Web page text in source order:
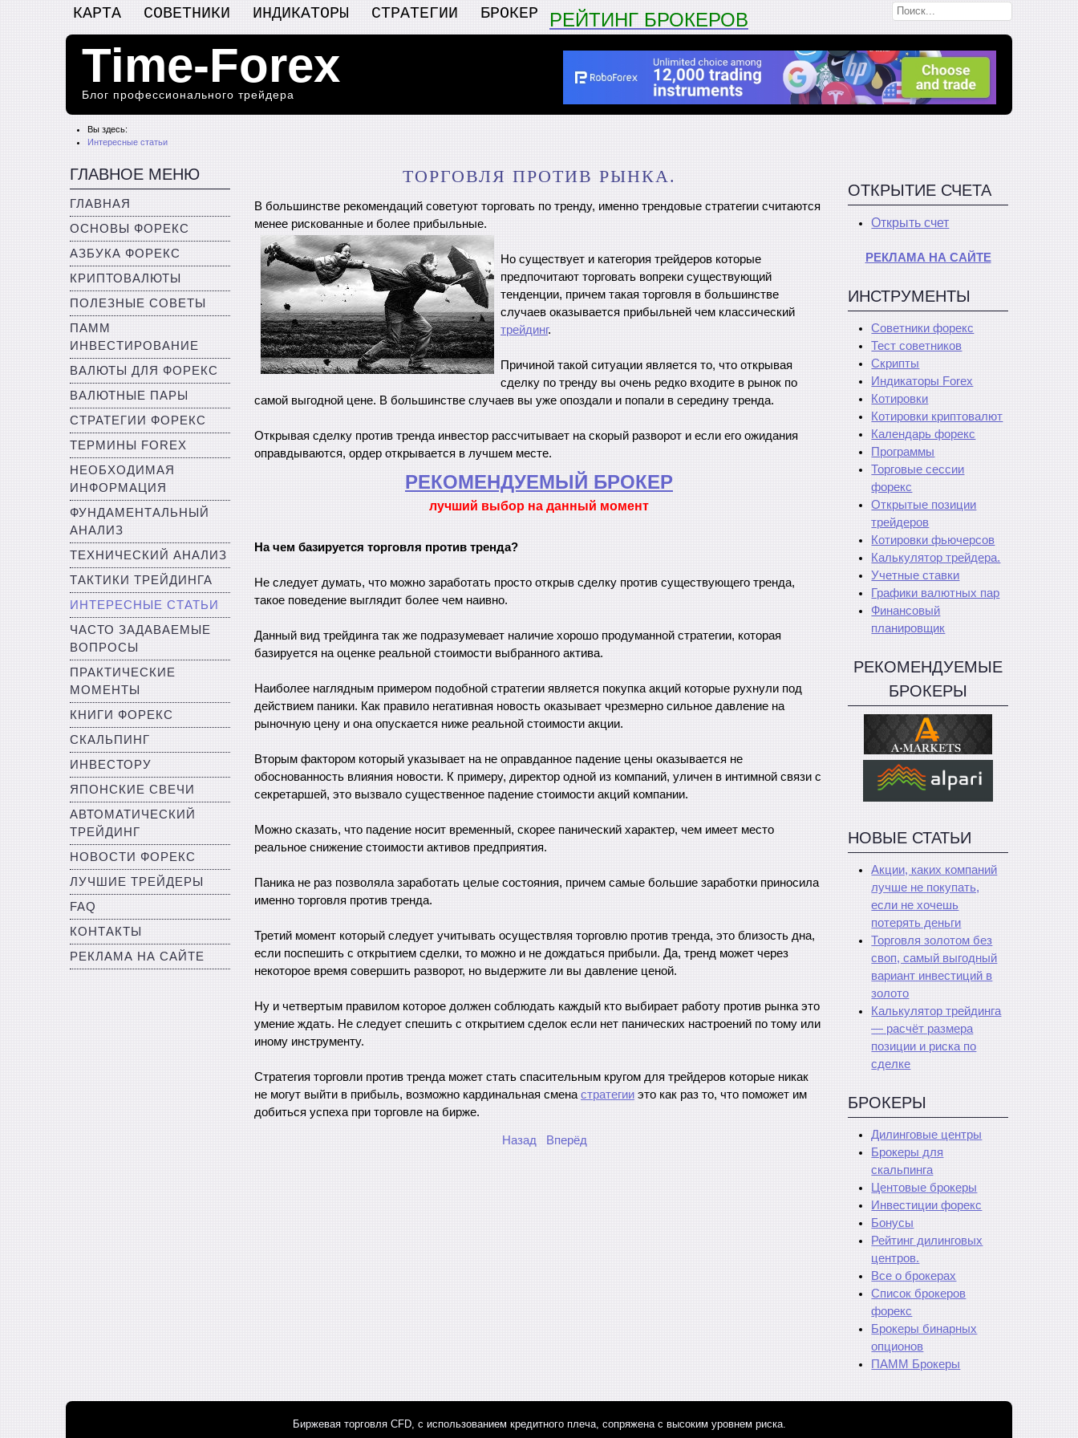
КАРТА СОВЕТНИКИ ИНДИКАТОРЫ СТРАТЕГИИ БРОКЕР РЕЙТИНГ БРОКЕРОВ
Time-Forex
Блог профессионального трейдера
Вы здесь:
Интересные статьи
ГЛАВНОЕ МЕНЮ
ГЛАВНАЯ
ОСНОВЫ ФОРЕКС
АЗБУКА ФОРЕКС
КРИПТОВАЛЮТЫ
ПОЛЕЗНЫЕ СОВЕТЫ
ПАММ
ИНВЕСТИРОВАНИЕ
ВАЛЮТЫ ДЛЯ ФОРЕКС
ВАЛЮТНЫЕ ПАРЫ
СТРАТЕГИИ ФОРЕКС
ТЕРМИНЫ FOREX
НЕОБХОДИМАЯ
ИНФОРМАЦИЯ
ФУНДАМЕНТАЛЬНЫЙ
АНАЛИЗ
ТЕХНИЧЕСКИЙ АНАЛИЗ
ТАКТИКИ ТРЕЙДИНГА
ИНТЕРЕСНЫЕ СТАТЬИ
ЧАСТО ЗАДАВАЕМЫЕ
ВОПРОСЫ
ПРАКТИЧЕСКИЕ
МОМЕНТЫ
КНИГИ ФОРЕКС
СКАЛЬПИНГ
ИНВЕСТОРУ
ЯПОНСКИЕ СВЕЧИ
АВТОМАТИЧЕСКИЙ
ТРЕЙДИНГ
НОВОСТИ ФОРЕКС
ЛУЧШИЕ ТРЕЙДЕРЫ
FAQ
КОНТАКТЫ
РЕКЛАМА НА САЙТЕ
ТОРГОВЛЯ ПРОТИВ РЫНКА.
В большинстве рекомендаций советуют торговать по тренду, именно трендовые стратегии считаются
менее рискованные и более прибыльные.
Но существует и категория трейдеров которые
предпочитают торговать вопреки существующий
тенденции, причем такая торговля в большинстве
случаев оказывается прибыльней чем классический
трейдинг.
Причиной такой ситуации является то, что открывая
сделку по тренду вы очень редко входите в рынок по
самой выгодной цене. В большинстве случаев вы уже опоздали и попали в середину тренда.
Открывая сделку против тренда инвестор рассчитывает на скорый разворот и если его ожидания
оправдываются, ордер открывается в лучшем месте.
РЕКОМЕНДУЕМЫЙ БРОКЕР
лучший выбор на данный момент
На чем базируется торговля против тренда?
Не следует думать, что можно заработать просто открыв сделку против существующего тренда,
такое поведение выглядит более чем наивно.
Данный вид трейдинга так же подразумевает наличие хорошо продуманной стратегии, которая
базируется на оценке реальной стоимости выбранного актива.
Наиболее наглядным примером подобной стратегии является покупка акций которые рухнули под
действием паники. Как правило негативная новость оказывает чрезмерно сильное давление на
рыночную цену и она опускается ниже реальной стоимости акции.
Вторым фактором который указывает на не оправданное падение цены оказывается не
обоснованность влияния новости. К примеру, директор одной из компаний, уличен в интимной связи с
секретаршей, это вызвало существенное падение стоимости акций компании.
Можно сказать, что падение носит временный, скорее панический характер, чем имеет место
реальное снижение стоимости активов предприятия.
Паника не раз позволяла заработать целые состояния, причем самые большие заработки приносила
именно торговля против тренда.
Третий момент который следует учитывать осуществляя торговлю против тренда, это близость дна,
если поспешить с открытием сделки, то можно и не дождаться прибыли. Да, тренд может через
некоторое время совершить разворот, но выдержите ли вы давление ценой.
Ну и четвертым правилом которое должен соблюдать каждый кто выбирает работу против рынка это
умение ждать. Не следует спешить с открытием сделок если нет панических настроений по тому или
иному инструменту.
Стратегия торговли против тренда может стать спасительным кругом для трейдеров которые никак
не могут выйти в прибыль, возможно кардинальная смена стратегии это как раз то, что поможет им
добиться успеха при торговле на бирже.
Назад Вперёд
ОТКРЫТИЕ СЧЕТА
Открыть счет
РЕКЛАМА НА САЙТЕ
ИНСТРУМЕНТЫ
Советники форекс
Тест советников
Скрипты
Индикаторы Forex
Котировки
Котировки криптовалют
Календарь форекс
Программы
Торговые сессии
форекс
Открытые позиции
трейдеров
Котировки фьючерсов
Калькулятор трейдера.
Учетные ставки
Графики валютных пар
Финансовый
планировщик
РЕКОМЕНДУЕМЫЕ
БРОКЕРЫ
НОВЫЕ СТАТЬИ
Акции, каких компаний
лучше не покупать,
если не хочешь
потерять деньги
Торговля золотом без
своп, самый выгодный
вариант инвестиций в
золото
Калькулятор трейдинга
— расчёт размера
позиции и риска по
сделке
БРОКЕРЫ
Дилинговые центры
Брокеры для
скальпинга
Центовые брокеры
Инвестиции форекс
Бонусы
Рейтинг дилинговых
центров.
Все о брокерах
Список брокеров
форекс
Брокеры бинарных
опционов
ПАММ Брокеры
Биржевая торговля CFD, с использованием кредитного плеча, сопряжена с высоким уровнем риска.